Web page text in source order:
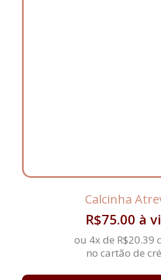
Calcinha
R$75.00 à
ou 4x de R$20.39
no cartão de